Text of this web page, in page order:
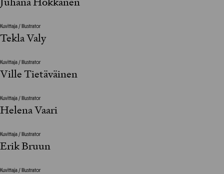
Kuvittaja / Illustrator
Tekla Valy
Kuvittaja / Illustrator
Ville Tietäväinen
Kuvittaja / Illustrator
Helena Vaari
Kuvittaja / Illustrator
Erik Bruun
Kuvittaja / Illustrator